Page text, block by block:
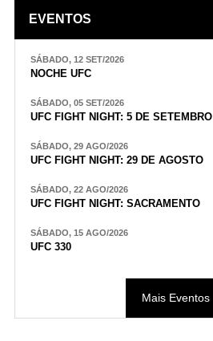
EVENTOS
SÁBADO, 12 SET/2026
NOCHE UFC
SÁBADO, 05 SET/2026
UFC FIGHT NIGHT: 5 DE SETEMBRO
SÁBADO, 29 AGO/2026
UFC FIGHT NIGHT: 29 DE AGOSTO
SÁBADO, 22 AGO/2026
UFC FIGHT NIGHT: SACRAMENTO
SÁBADO, 15 AGO/2026
UFC 330
Mais Eventos